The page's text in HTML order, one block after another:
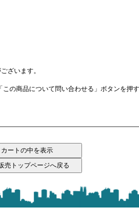
ざいます。
の商品について問い合わせる」ボタンを押